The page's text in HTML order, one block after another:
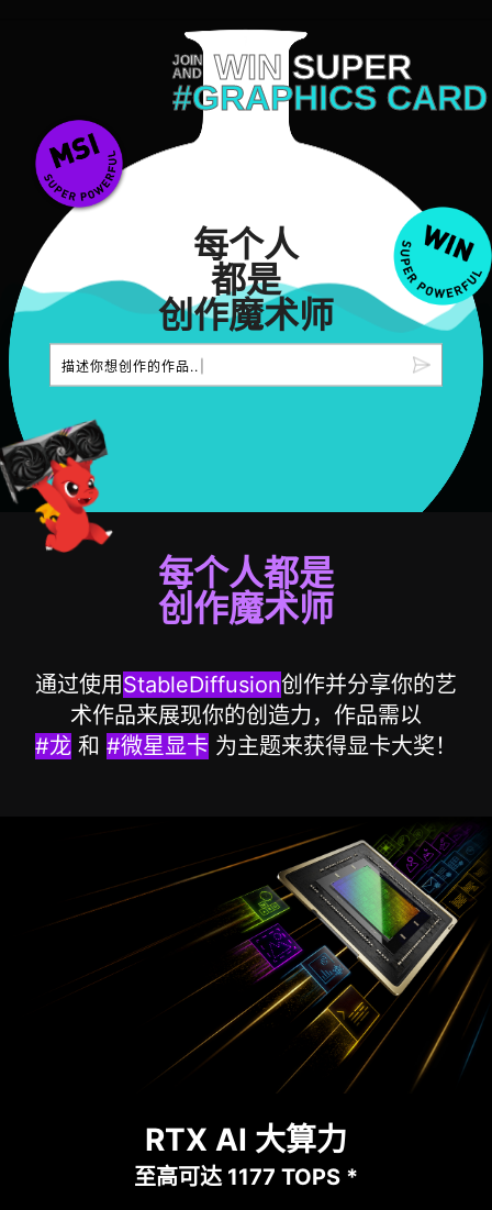
每个人
都是
创作魔术师
描述你想创 作的作品 . .
JOIN
AND
WIN SUPER
#GRAPHICS CARD
每个人都是
创作魔术师
通过使用StableDiffusion创作并分享你的艺
术作品来展现你的创造力，作品需以
#龙 和 #微星显卡 为主题来获得显卡大奖！
RTX AI 大算力
至高可达 1177 TOPS *